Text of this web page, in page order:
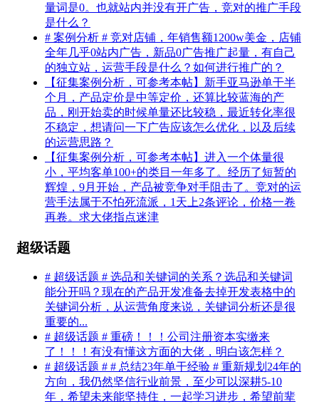
量词是0。也就站内并没有开广告，竞对的推广手段
是什么？
# 案例分析 # 竞对店铺，年销售额1200w美金，店铺
全年几乎0站内广告，新品0广告推广起量，有自己
的独立站，运营手段是什么？如何进行推广的？
【征集案例分析，可参考本帖】新手亚马逊单干半
个月，产品定价是中等定价，还算比较蓝海的产
品，刚开始卖的时候单量还比较稳，最近转化率很
不稳定，想请问一下广告应该怎么优化，以及后续
的运营思路？
【征集案例分析，可参考本帖】进入一个体量很
小，平均客单100+的类目一年多了。经历了短暂的
辉煌，9月开始，产品被竞争对手阻击了。竞对的运
营手法属于不怕死流派，1天上2条评论，价格一卷
再卷。求大佬指点迷津
超级话题
# 超级话题 # 选品和关键词的关系？选品和关键词
能分开吗？现在的产品开发准备去掉开发表格中的
关键词分析，从运营角度来说，关键词分析还是很
重要的...
# 超级话题 # 重磅！！！公司注册资本实缴来
了！！！有没有懂这方面的大佬，明白该怎样？
# 超级话题 # # 总结23年单干经验 # 重新规划24年的
方向，我仍然坚信行业前景，至少可以深耕5-10
年，希望未来能坚持住，一起学习进步，希望前辈